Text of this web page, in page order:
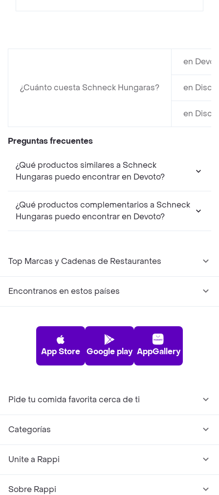
¿Cuánto cuesta Schneck Hungaras?
en
en
en
Preguntas frecuentes
¿Qué productos similares a Schneck
Hungaras puedo encontrar en Devoto?
¿Qué productos complementarios a Schneck
Hungaras puedo encontrar en Devoto?
Top Marcas y Cadenas de Restaurantes
Encontranos en estos países
App Store Google play AppGallery
Pide tu comida favorita cerca de ti
Categorías
Unite a Rappi
Sobre Rappi